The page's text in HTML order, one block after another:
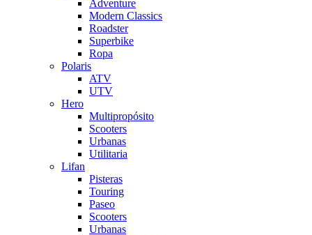
Adventure
Modern Classics
Roadster
Superbike
Ropa
Polaris
ATV
UTV
Hero
Multipropósito
Scooters
Urbanas
Utilitaria
Lifan
Pisteras
Touring
Paseo
Scooters
Urbanas